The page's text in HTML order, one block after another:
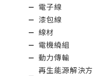
電子線
漆包線
線材
電機繞組
動力傳輸
再生能源解決方